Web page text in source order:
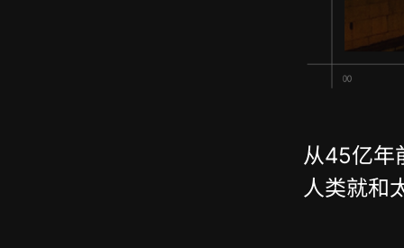
从45亿年
人类就和